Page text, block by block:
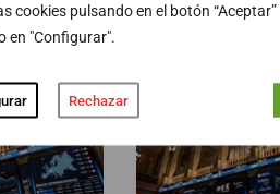
cookies pulsando en el botón
en "Configurar".
Rechazar